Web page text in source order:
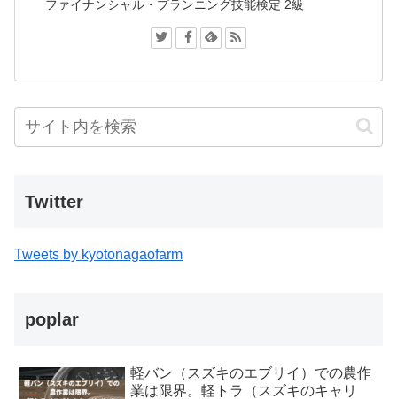
ファイナンシャル・プランニング技能検定 2級
Twitter
Tweets by kyotonagaofarm
poplar
軽バン（スズキのエブリイ）での農作
業は限界。軽トラ（スズキのキャリ